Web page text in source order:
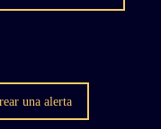
una alerta